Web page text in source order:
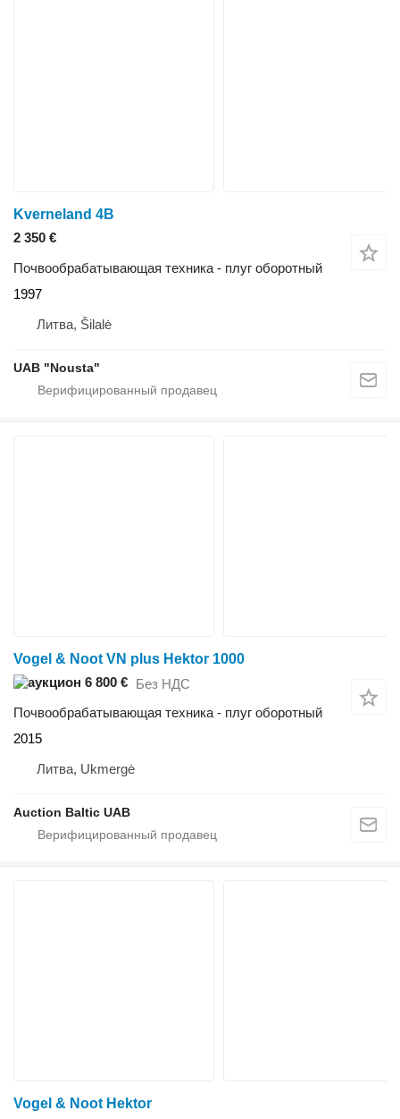
Kverneland 4B
2 350 €
Почвообрабатывающая техника - плуг оборотный
1997
Литва, Šilalė
UAB "Nousta"
Vogel & Noot VN plus Hektor 1000
6 800 € Без НДС
Почвообрабатывающая техника - плуг оборотный
2015
Литва, Ukmergė
Auction Baltic UAB
Vogel & Noot Hektor